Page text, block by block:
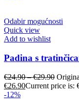
Odabir mogućnosti
Quick view
Add to wishlist
Padina s
€24.90–€29.90
€26.90Current price is:
-12%